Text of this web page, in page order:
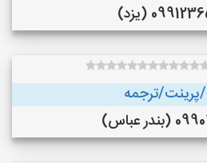
(یزد)
پرینت/ترجمه
عباس)